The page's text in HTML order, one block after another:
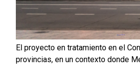
El proyecto en tratamiento en el
provincias, en un contexto donde